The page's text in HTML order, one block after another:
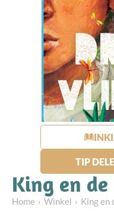
TIP
King en
Home Winkel King en